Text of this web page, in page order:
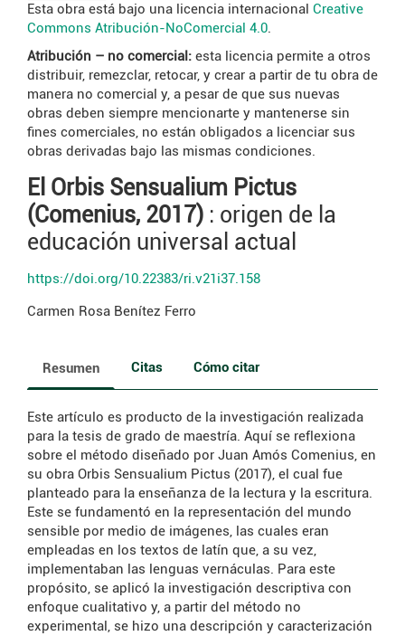
Esta obra está bajo una licencia internacional Creative
Commons Atribución-NoComercial 4.0.
Atribución – no comercial: esta licencia permite a otros
distribuir, remezclar, retocar, y crear a partir de tu obra de
manera no comercial y, a pesar de que sus nuevas
obras deben siempre mencionarte y mantenerse sin
fines comerciales, no están obligados a licenciar sus
obras derivadas bajo las mismas condiciones.
El Orbis Sensualium Pictus
(Comenius, 2017) : origen de la
educación universal actual
https://doi.org/10.22383/ri.v21i37.158
Carmen Rosa Benítez Ferro
Resumen Citas Cómo citar
Este artículo es producto de la investigación realizada
para la tesis de grado de maestría. Aquí se reflexiona
sobre el método diseñado por Juan Amós Comenius, en
su obra Orbis Sensualium Pictus (2017), el cual fue
planteado para la enseñanza de la lectura y la escritura.
Este se fundamentó en la representación del mundo
sensible por medio de imágenes, las cuales eran
empleadas en los textos de latín que, a su vez,
implementaban las lenguas vernáculas. Para este
propósito, se aplicó la investigación descriptiva con
enfoque cualitativo y, a partir del método no
experimental, se hizo una descripción y caracterización